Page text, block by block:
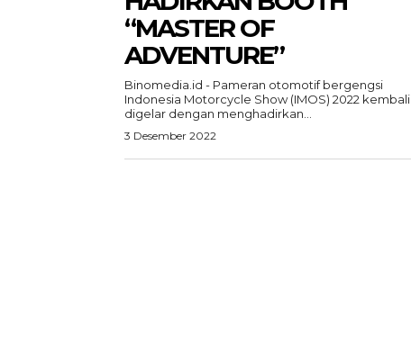
“MASTER OF
ADVENTURE”
Binomedia.id - Pameran otomotif bergengsi
Indonesia Motorcycle Show (IMOS) 2022 kembali
digelar dengan menghadirkan...
3 Desember 2022